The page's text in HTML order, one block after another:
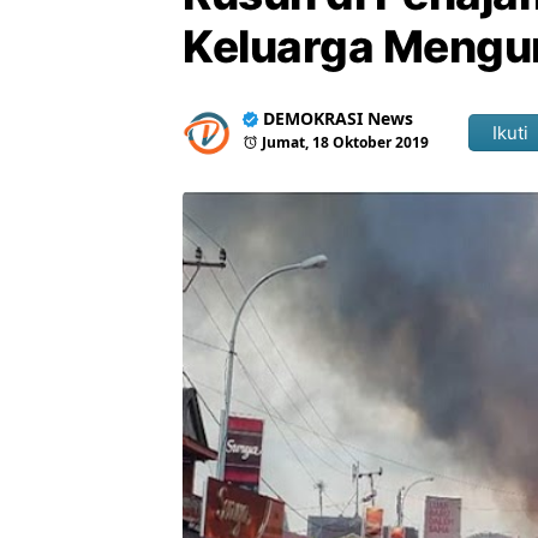
Keluarga
DEMOKRASI News
Jumat, 18 Oktober 2019 Ikuti